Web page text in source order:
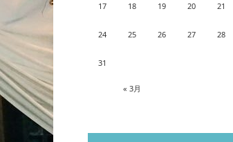
« 3月
17 18 19 20 21
24 25 26 27 28
31